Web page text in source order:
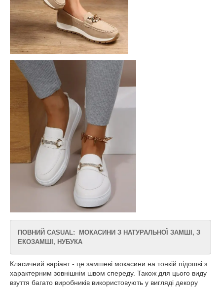
ПОВНИЙ CASUAL: МОКАСИНИ З НАТУРАЛЬНОЇ ЗАМШІ, З
ЕКОЗАМШІ, НУБУКА
Класичний варіант - це замшеві мокасини на тонкій підошві з
характерним зовнішнім швом спереду. Також для цього виду
взуття багато виробників використовують у вигляді декору